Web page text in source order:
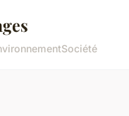
Société